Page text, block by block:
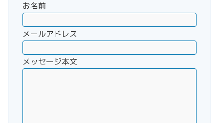
お名前
メールアドレス
メッセージ本文